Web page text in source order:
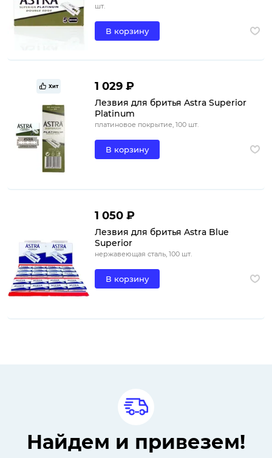
шт.
В корзину
Хит 1 029 ₽
Лезвия для бритья Astra Superior
Platinum
платиновое покрытие, 100 шт.
В корзину
1 050 ₽
Лезвия для бритья Astra Blue
Superior
нержавеющая сталь, 100 шт.
В корзину
Найдем и привезем!